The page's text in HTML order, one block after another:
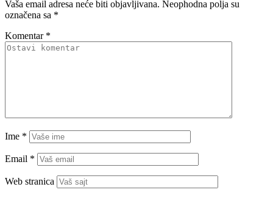
Vaša email adresa neće biti objavljivana. Neophodna polja su
označena sa *
Komentar *
Ime *
Email *
Web stranica